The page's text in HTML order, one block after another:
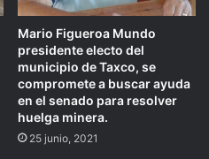
Mario Figueroa Mundo
presidente electo del
municipio de Taxco, se
compromete a buscar ayuda
en el senado para resolver
huelga minera.
25 junio, 2021